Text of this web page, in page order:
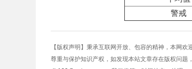
警戒
【版权声明】秉承互联网开放、包容的精神，本网
尊重与保护知识产权，如发现本站文章存在版权问